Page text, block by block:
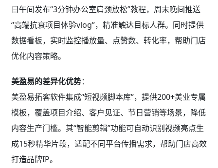
日午间发布“3分钟办公室肩颈放松”教程，周末晚间推送
“高端抗衰项目体验vlog”，精准触达目标人群。同时提供
数据看板，实时监控播放量、点赞数、转化率，帮助门店
优化内容策略。
美盈易的差异化优势：
美盈易拓客软件集成“短视频脚本库”，提供200+美业专属
模板，覆盖项目介绍、客户见证、节日营销等场景，降低
内容生产门槛。其“智能剪辑”功能可自动识别视频亮点生
成15秒精华片段，适配不同平台传播需求，帮助门店高效
打造品牌IP。